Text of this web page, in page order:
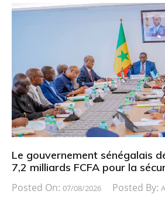
Le gouvernement sénégalais
7,2 milliards FCFA pour la
Posted On: 07/08/2026 Posted By: